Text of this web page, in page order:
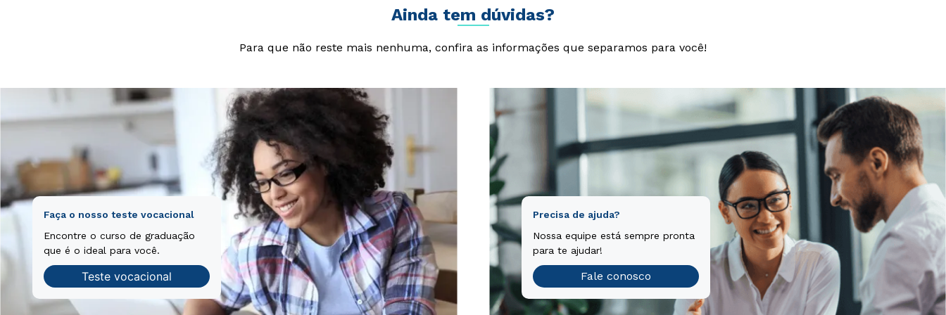
Ainda tem dúvidas?
Para que não reste mais nenhuma, confira as informações que separamos para você!
Faça o nosso teste vocacional
Encontre o curso de graduação
que é o ideal para você.
Teste vocacional
Precisa de ajuda?
Nossa equipe está sempre pronta
para te ajudar!
Fale conosco